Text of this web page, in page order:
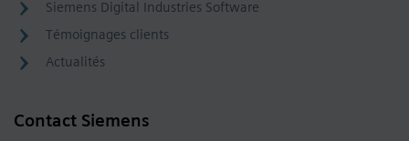
Siemens Digital Industries Software
Témoignages clients
Actualités
Contact Siemens